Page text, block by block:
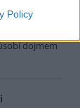
Policy
zem,
dojmem